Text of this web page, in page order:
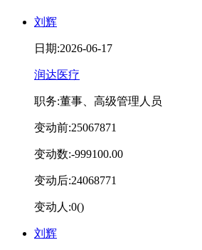
刘辉
日期:2026-06-17
润达医疗
职务:董事、高级管理人员
变动前:25067871
变动数:-999100.00
变动后:24068771
变动人:0()
刘辉